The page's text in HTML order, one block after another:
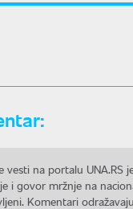
vesti na portalu
i govor mržnje na
Komentari